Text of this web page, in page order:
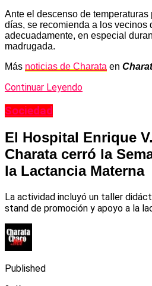
Ante el descenso de
días, se recomienda a los vecinos
adecuadamente, en especial
madrugada.
Más noticias de Charata en
Continuar Leyendo
Sociedad
El Hospital Enrique
Charata cerró la
la Lactancia Materna
La actividad incluyó un taller
stand de promoción y apoyo a la
Published